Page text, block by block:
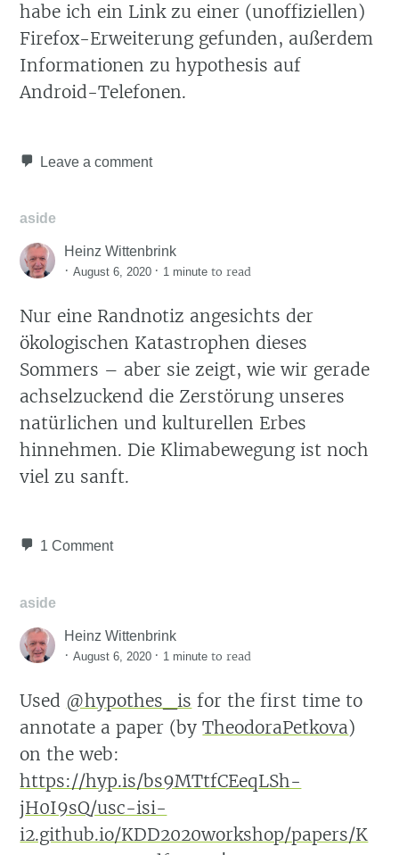
habe ich ein Link zu einer (unoffiziellen)
Firefox-Erweiterung gefunden, außerdem
Informationen zu hypothesis auf
Android-Telefonen.
Leave a comment
aside
Heinz Wittenbrink
·August 6, 2020 · 1 minute to read
Nur eine Randnotiz angesichts der
ökologischen Katastrophen dieses
Sommers – aber sie zeigt, wie wir gerade
achselzuckend die Zerstörung unseres
natürlichen und kulturellen Erbes
hinnehmen. Die Klimabewegung ist noch
viel zu sanft.
1 Comment
aside
Heinz Wittenbrink
·August 6, 2020 · 1 minute to read
Used @hypothes_is for the first time to
annotate a paper (byTheodoraPetkova)
on the web:
https://hyp.is/bs9MTtfCEeqLSh-
jH0I9sQ/usc-isi-
i2.github.io/KDD2020workshop/papers/K